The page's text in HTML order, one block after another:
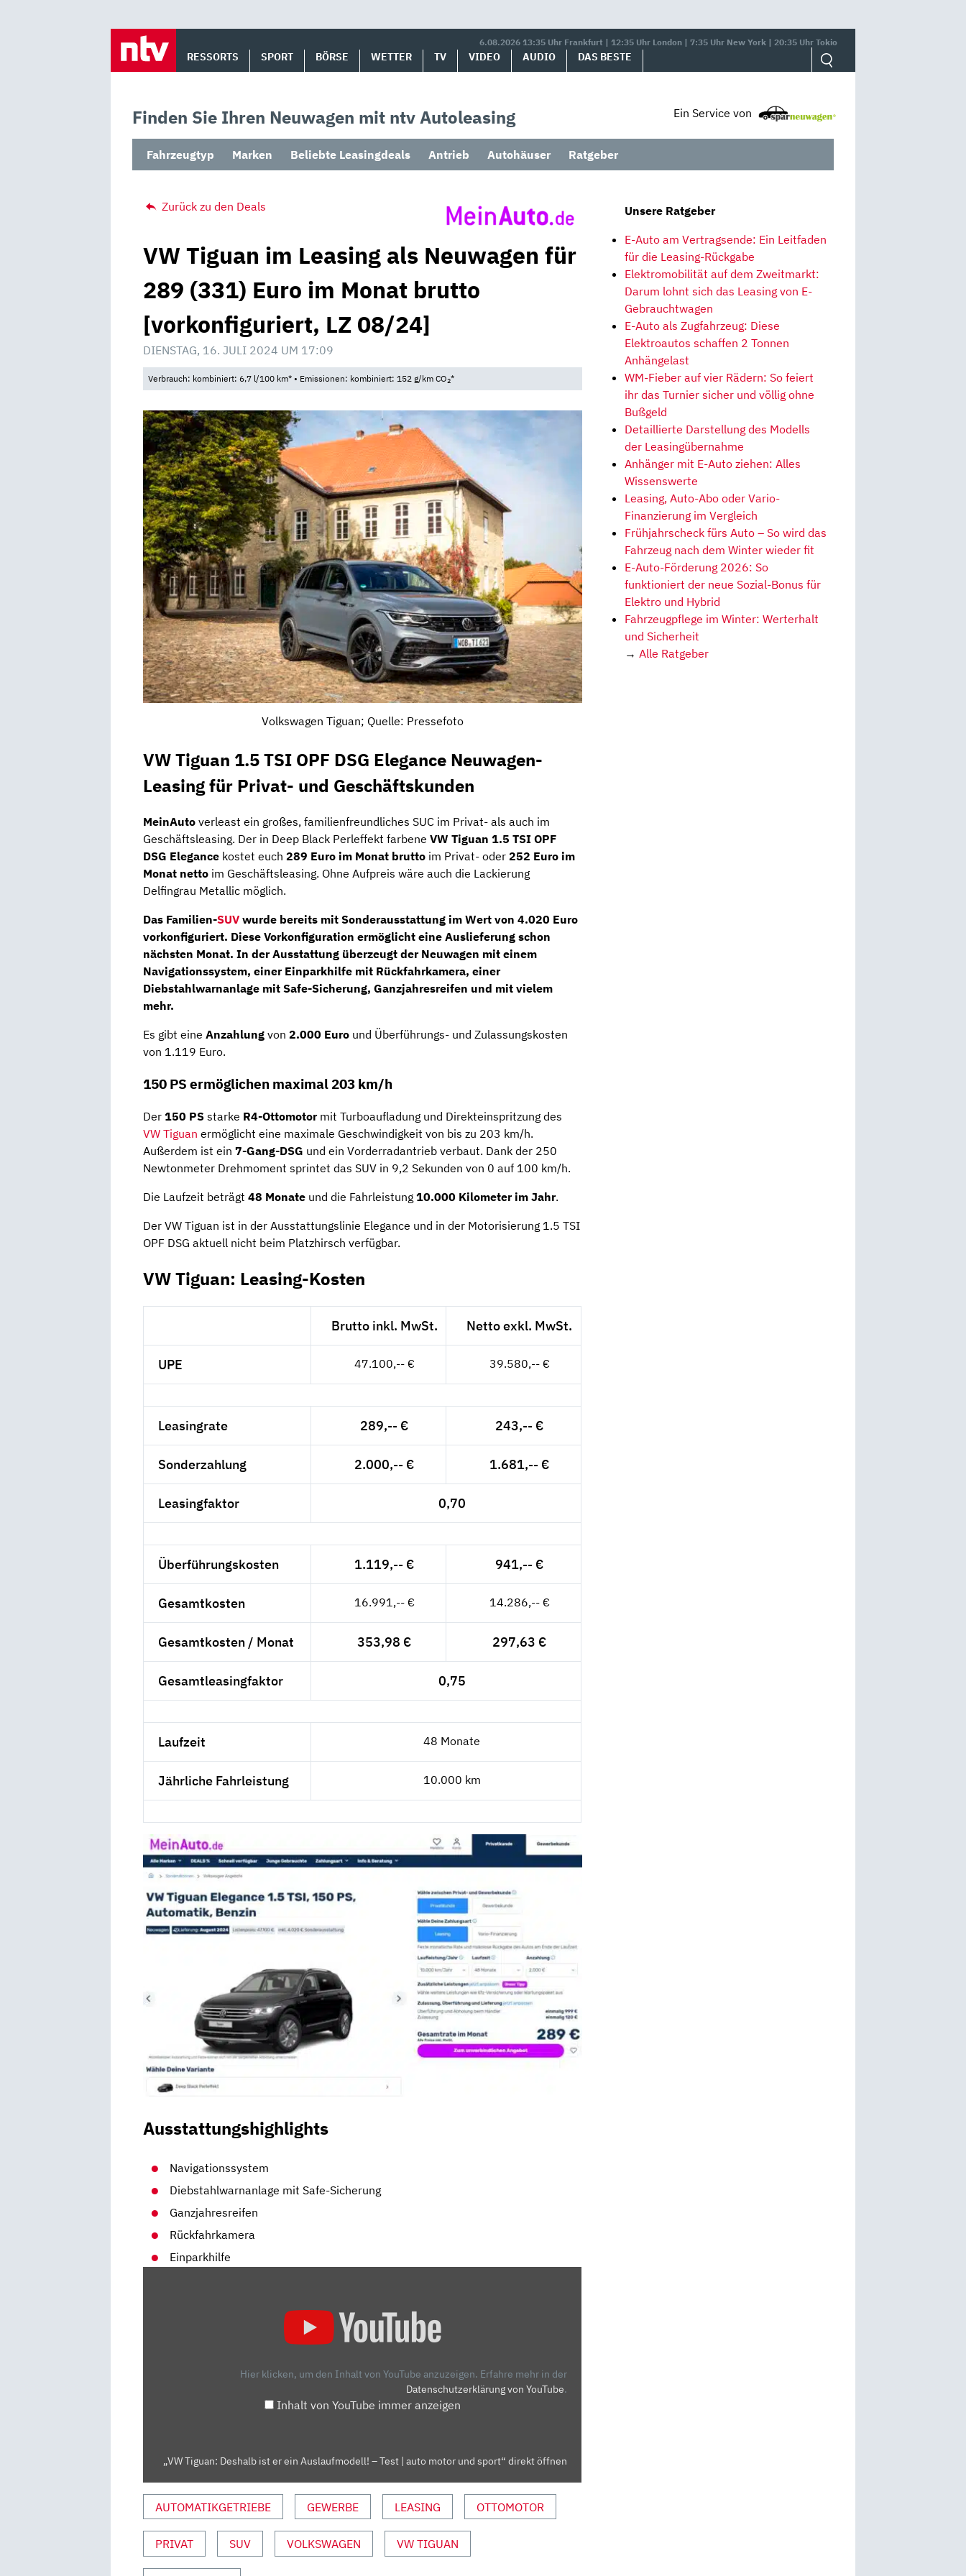
6.08.2026 13:35 Uhr Frankfurt | 12:35 Uhr London | 7:35 Uhr New York | 20:35 Uhr Tokio
RESSORTS SPORT BÖRSE WETTER TV VIDEO AUDIO DAS BESTE
Finden Sie Ihren Neuwagen mit ntv Autoleasing Ein Service von
Fahrzeugtyp Marken Beliebte Leasingdeals Antrieb Autohäuser Ratgeber
Zurück zu den Deals
VW Tiguan im Leasing als Neuwagen für
289 (331) Euro im Monat brutto
[vorkonfiguriert, LZ 08/24]
DIENSTAG, 16. JULI 2024 UM 17:09
Verbrauch: kombiniert: 6,7 l/100 km* • Emissionen: kombiniert: 152 g/km CO2*
Volkswagen Tiguan; Quelle: Pressefoto
VW Tiguan 1.5 TSI OPF DSG Elegance Neuwagen-
Leasing für Privat- und Geschäftskunden
MeinAuto verleast ein großes, familienfreundliches SUC im Privat- als auch im
Geschäftsleasing. Der in Deep Black Perleffekt farbene VW Tiguan 1.5 TSI OPF
DSG Elegance kostet euch 289 Euro im Monat brutto im Privat- oder 252 Euro im
Monat netto im Geschäftsleasing. Ohne Aufpreis wäre auch die Lackierung
Delfingrau Metallic möglich.
Das Familien-SUV wurde bereits mit Sonderausstattung im Wert von 4.020 Euro
vorkonfiguriert. Diese Vorkonfiguration ermöglicht eine Auslieferung schon
nächsten Monat. In der Ausstattung überzeugt der Neuwagen mit einem
Navigationssystem, einer Einparkhilfe mit Rückfahrkamera, einer
Diebstahlwarnanlage mit Safe-Sicherung, Ganzjahresreifen und mit vielem
mehr.
Es gibt eine Anzahlung von 2.000 Euro und Überführungs- und Zulassungskosten
von 1.119 Euro.
150 PS ermöglichen maximal 203 km/h
Der 150 PS starke R4-Ottomotormit Turboaufladung und Direkteinspritzung des
VW Tiguan ermöglicht eine maximale Geschwindigkeit von bis zu 203 km/h.
Außerdem ist ein 7-Gang-DSG und ein Vorderradantrieb verbaut. Dank der 250
Newtonmeter Drehmoment sprintet das SUV in 9,2 Sekunden von 0 auf 100 km/h.
Die Laufzeit beträgt 48 Monate und die Fahrleistung 10.000 Kilometer im Jahr.
Der VW Tiguan ist in der Ausstattungslinie Elegance und in der Motorisierung 1.5 TSI
OPF DSG aktuell nicht beim Platzhirsch verfügbar.
VW Tiguan: Leasing-Kosten
Brutto inkl. MwSt. Netto exkl. MwSt.
UPE 47.100,-- € 39.580,-- €
Leasingrate 289,-- € 243,-- €
Sonderzahlung 2.000,-- € 1.681,-- €
Leasingfaktor 0,70
Überführungskosten 1.119,-- € 941,-- €
Gesamtkosten 16.991,-- € 14.286,-- €
Gesamtkosten / Monat 353,98 € 297,63 €
Gesamtleasingfaktor 0,75
Laufzeit 48 Monate
Jährliche Fahrleistung 10.000 km
Ausstattungshighlights
Navigationssystem
Diebstahlwarnanlage mit Safe-Sicherung
Ganzjahresreifen
Rückfahrkamera
Einparkhilfe
MOTOR
UND
SPORT“
VON
YOUTUBE
ANZEIGEN
Hier klicken, um den Inhalt von YouTube anzuzeigen. Erfahre mehr in der
Datenschutzerklärung von YouTube.
Inhalt von YouTube immer anzeigen
„VW Tiguan: Deshalb ist er ein Auslaufmodell! – Test | auto motor und sport“ direkt öffnen
AUTOMATIKGETRIEBE GEWERBE LEASING OTTOMOTOR
PRIVAT SUV VOLKSWAGEN VW TIGUAN
Unsere Ratgeber
E-Auto am Vertragsende: Ein Leitfaden
für die Leasing-Rückgabe
Elektromobilität auf dem Zweitmarkt:
Darum lohnt sich das Leasing von E-
Gebrauchtwagen
E-Auto als Zugfahrzeug: Diese
Elektroautos schaffen 2 Tonnen
Anhängelast
WM-Fieber auf vier Rädern: So feiert
ihr das Turnier sicher und völlig ohne
Bußgeld
Detaillierte Darstellung des Modells
der Leasingübernahme
Anhänger mit E-Auto ziehen: Alles
Wissenswerte
Leasing, Auto-Abo oder Vario-
Finanzierung im Vergleich
Frühjahrscheck fürs Auto – So wird das
Fahrzeug nach dem Winter wieder fit
E-Auto-Förderung 2026: So
funktioniert der neue Sozial-Bonus für
Elektro und Hybrid
Fahrzeugpflege im Winter: Werterhalt
und Sicherheit
→ Alle Ratgeber